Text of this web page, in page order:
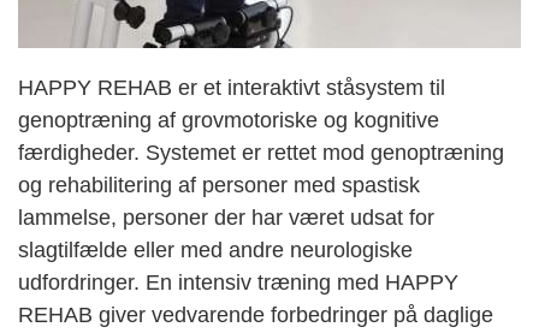
HAPPY REHAB er et interaktivt ståsystem til
genoptræning af grovmotoriske og kognitive
færdigheder. Systemet er rettet mod genoptræning
og rehabilitering af personer med spastisk
lammelse, personer der har været udsat for
slagtilfælde eller med andre neurologiske
udfordringer. En intensiv træning med HAPPY
REHAB giver vedvarende forbedringer på daglige